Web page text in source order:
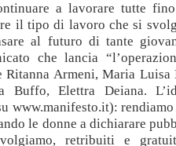
a lavorare tutte
il tipo di lavoro che si
al futuro di tante
che lancia
Ritanna Armeni, Maria Luisa
Buffo, Elettra Deiana.
www.manifesto.it):
le donne a dichiarare
retribuiti e